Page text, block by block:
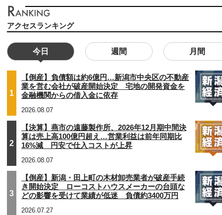
アクセスランキング
今日 週間 月間
1
【倒産】負債額は約6億円…新潟市中央区の不動産
業を営む会社が破産開始決定 宅地の開発資金を
金融機関からの借入金に依存
2026.08.07
2
【決算】燕市の遠藤製作所、2026年12月期中間決
算は売上高100億円超え…営業利益は前年同期比
16%減 円安で仕入コストが上昇
2026.08.07
3
【倒産】新潟・田上町の木材卸売業者が破産手続
き開始決定 ローコストハウスメーカーの台頭な
どの影響を受けて業績が低迷 負債約3400万円
2026.07.27